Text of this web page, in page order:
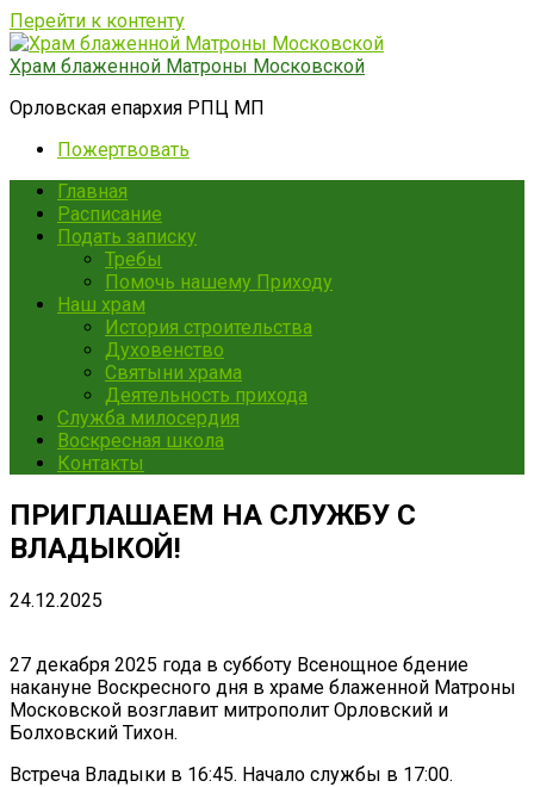
Перейти к контенту
Храм блаженной Матроны Московской
Орловская епархия РПЦ МП
Пожертвовать
Главная
Расписание
Подать записку
Требы
Помочь нашему Приходу
Наш храм
История строительства
Духовенство
Святыни храма
Деятельность прихода
Служба милосердия
Воскресная школа
Контакты
ПРИГЛАШАЕМ НА СЛУЖБУ С
ВЛАДЫКОЙ!
24.12.2025
27 декабря 2025 года в субботу Всенощное бдение
накануне Воскресного дня в храме блаженной Матроны
Московской возглавит митрополит Орловский и
Болховский Тихон.
Встреча Владыки в 16:45. Начало службы в 17:00.